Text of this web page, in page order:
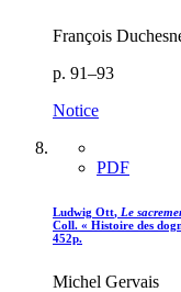
François
p. 91–93
Notice
PDF
Ludwig Ott, Le
Coll. « Histoire des
452p.
Michel Gervais